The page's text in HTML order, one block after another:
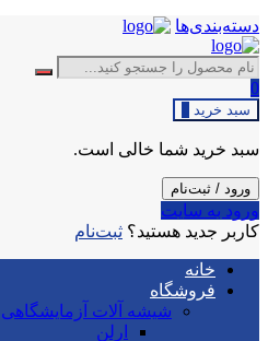
دسته‌بندی‌ها
0
سبد خرید
سبد خرید شما خالی است.
ورود / ثبت‌نام
ورود به سایت
کاربر جدید هستید؟ ثبت‌نام
خانه
فروشگاه
شیشه آلات آزمایشگاهی
ارلن